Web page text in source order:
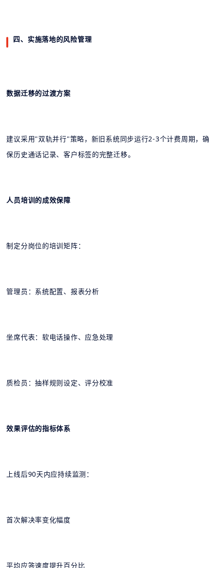
四、实施落地的风险管理
数据迁移的过渡方案
建议采用"双轨并行"策略，新旧系统同步运行2-3个计费周期，确
保历史通话记录、客户标签的完整迁移。
人员培训的成效保障
制定分岗位的培训矩阵：
管理员：系统配置、报表分析
坐席代表：软电话操作、应急处理
质检员：抽样规则设定、评分校准
效果评估的指标体系
上线后90天内应持续监测：
首次解决率变化幅度
平均应答速度提升百分比